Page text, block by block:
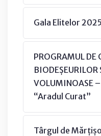
Gala Elitelor 2025
PROGRAMUL DE
BIODEȘEURILOR
VOLUMINOASE
“Aradul Curat”
Târgul de